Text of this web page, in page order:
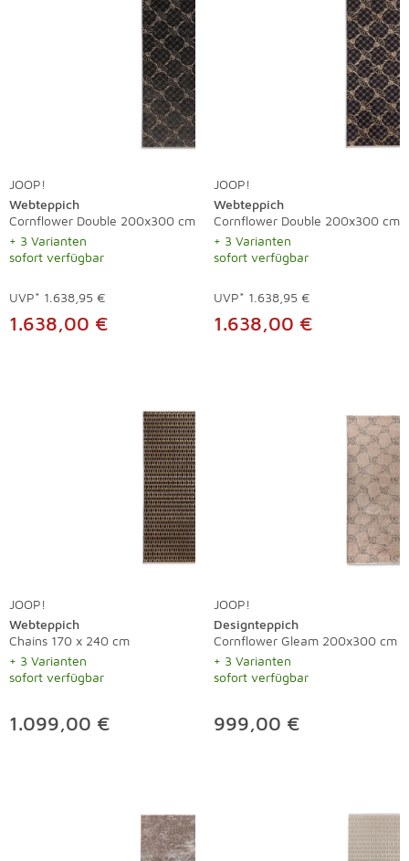
JOOP!
Webteppich
Cornflower Double 200x300 cm
+ 3 Varianten
sofort verfügbar
UVP* 1.638,95 €
1.638,00 €
JOOP!
Webteppich
Cornflower Double 200x300 cm
+ 3 Varianten
sofort verfügbar
UVP* 1.638,95 €
1.638,00 €
JOOP!
Webteppich
Chains 170 x 240 cm
+ 3 Varianten
sofort verfügbar
1.099,00 €
JOOP!
Designteppich
Cornflower Gleam 200x300 cm
+ 3 Varianten
sofort verfügbar
999,00 €